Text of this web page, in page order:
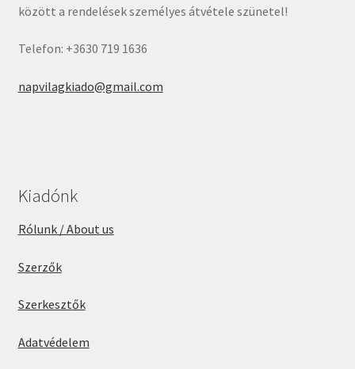
között a rendelések személyes átvétele szünetel!
Telefon: +3630 719 1636
napvilagkiado@gmail.com
Kiadónk
Rólunk / About us
Szerzők
Szerkesztők
Adatvédelem